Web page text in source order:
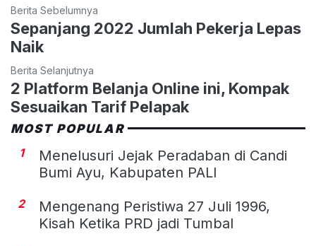
Berita Sebelumnya
Sepanjang 2022 Jumlah Pekerja Lepas
Naik
Berita Selanjutnya
2 Platform Belanja Online ini, Kompak
Sesuaikan Tarif Pelapak
MOST POPULAR
1
Menelusuri Jejak Peradaban di Candi
Bumi Ayu, Kabupaten PALI
2
Mengenang Peristiwa 27 Juli 1996,
Kisah Ketika PRD jadi Tumbal